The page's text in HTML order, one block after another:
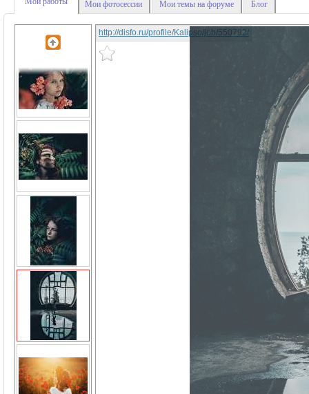
Мои фотосессии Мои темы на форуме Блог
http://disfo.ru/profile/Kalipso/job/550792/